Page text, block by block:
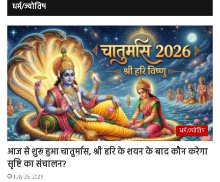
धर्म/ज्योतिष
धर्म/ज्योतिष
आज से शुरू हुआ चातुर्मास, श्री हरि के शयन के बाद कौन करेगा
सृष्टि का संचालन?
July 25, 2026